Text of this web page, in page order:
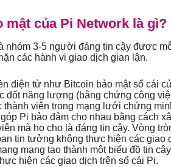
mật của Pi Network là gì?
nhóm 3-5 người đáng tin cậy được
các hành vi giao dịch gian lận.
điện tử như Bitcoin bảo mật sổ cái
đốt năng lượng (bằng chứng công
thành viên trong mạng lưới chứng
Pi bảo đảm cho nhau bằng cách
mà họ cho là đáng tin cậy. Vòng
tin tưởng không thực hiện các giao
mạng tạo thành một biểu đồ tin
hiện các giao dịch trên sổ cái Pi.